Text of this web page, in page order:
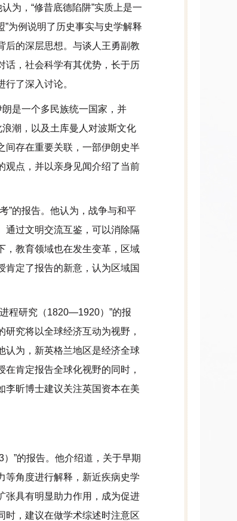
为，“修昔底德陷阱”实质上是一
”为例说明了历史事实与史学解释
后的深层思想。与谈人王勇副教
话，社会科学有其优势，长于历
了深入讨论。
是一个多民族统一国家，并
潮，以及土库曼人对波斯文化
间存在重要关联，一部伊朗史半
观点，并以亲身见闻介绍了当前
”的报告。他认为，战争与和平
通过文明交流互鉴，可以消除隔
，教育领域也在发生变革，区域
肯定了报告的新意，认为区域国
程研究（1820—1920）”的报
究将以全球经济互动为视野，
认为，新英格兰地区是经济全球
肯定报告全球化视野的同时，
李昕博士建议关注英国资本在美
”的报告。他介绍道，关于早期
等角度进行解释，新近疾病史学
张具有明显助力作用，成为促进
时，建议在做学术综述时注意区